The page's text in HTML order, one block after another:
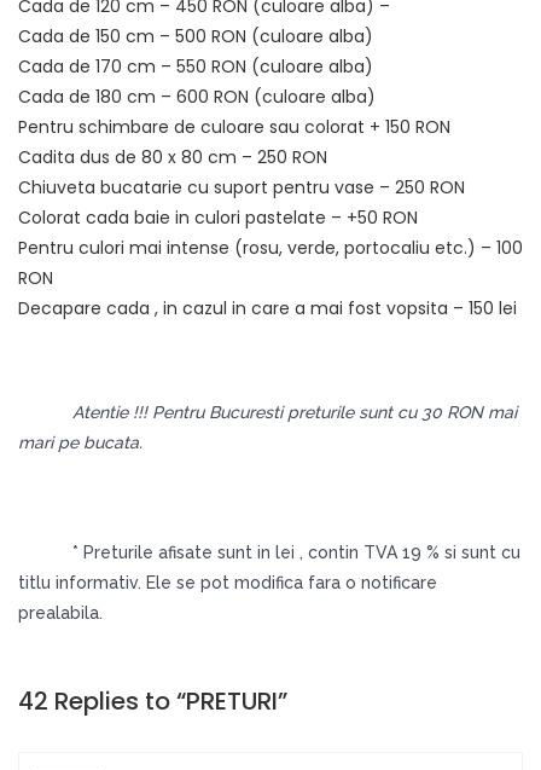
Cada de 120 cm – 450 RON (culoare alba) –
Cada de 150 cm – 500 RON (culoare alba)
Cada de 170 cm – 550 RON (culoare alba)
Cada de 180 cm – 600 RON (culoare alba)
Pentru schimbare de culoare sau colorat + 150 RON
Cadita dus de 80 x 80 cm – 250 RON
Chiuveta bucatarie cu suport pentru vase – 250 RON
Colorat cada baie in culori pastelate – +50 RON
Pentru culori mai intense (rosu, verde, portocaliu etc.) – 100
RON
Decapare cada , in cazul in care a mai fost vopsita – 150 lei
Atentie !!! Pentru Bucuresti preturile sunt cu 30 RON mai
mari pe bucata.
* Preturile afisate sunt in lei , contin TVA 19 % si sunt cu
titlu informativ. Ele se pot modifica fara o notificare
prealabila.
42 Replies to “PRETURI”